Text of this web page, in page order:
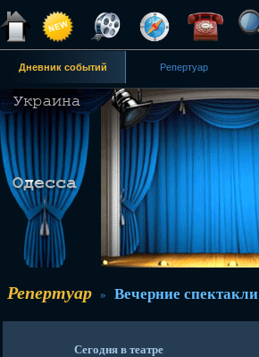
Дневник событий Репертуар
Репертуар » Вечерние спектакли
Сегодня в театре